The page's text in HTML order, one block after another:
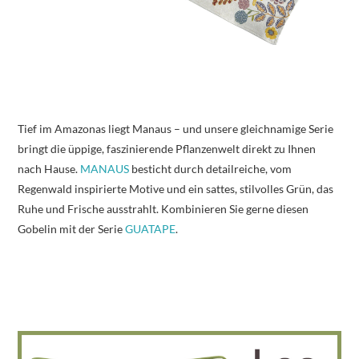
Tief im Amazonas liegt Manaus – und unsere gleichnamige Serie
bringt die üppige, faszinierende Pflanzenwelt direkt zu Ihnen
nach Hause. MANAUS besticht durch detailreiche, vom
Regenwald inspirierte Motive und ein sattes, stilvolles Grün, das
Ruhe und Frische ausstrahlt. Kombinieren Sie gerne diesen
Gobelin mit der SerieGUATAPE.